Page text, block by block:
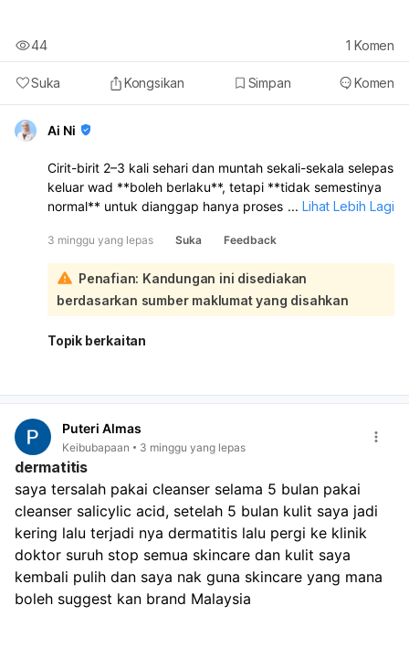
Suka Kongsikan Simpan Komen
44 1 Komen
Ai Ni
Cirit-birit 2–3 kali sehari dan muntah sekali-sekala selepas
keluar wad **boleh berlaku**, tetapi **tidak semestinya
normal** untuk dianggap hanya proses pemulihan usus.
**jangkitan kuman dalam darah**, saya sarankan **anak
diperiksa semula oleh doktor/pakar kanak-kanak** untuk
pastikan tiada jangkitan berulang, kesan ubat, atau
masalah usus lain:
Yang penting sekarang ialah pantau tanda bahaya: anak
kurang minum, kencing berkurang, mulut kering, lesu,
bawa segera ke hospital. Sementara itu, pastikan anak
makan/minum sedikit tetapi kerap, dan elakkan makanan
yang terlalu berminyak atau pedas. Jika cirit-birit
berlarutan lebih daripada beberapa hari atau keadaan
anak nampak tidak sihat, jangan tunggu—jumpa doktor
segera.
... Lihat Lebih Lagi
3 minggu yang lepas Suka Feedback
Penafian: Kandungan ini disediakan
berdasarkan sumber maklumat yang disahkan
Topik berkaitan
Puteri Almas
Keibubapaan 3 minggu yang lepas
dermatitis
saya tersalah pakai cleanser selama 5 bulan pakai
cleanser salicylic acid, setelah 5 bulan kulit saya jadi
kering lalu terjadi nya dermatitis lalu pergi ke klinik
doktor suruh stop semua skincare dan kulit saya
kembali pulih dan saya nak guna skincare yang mana
boleh suggest kan brand Malaysia